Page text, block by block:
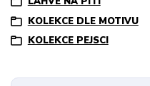
KOLEKCE DLE MOTIVU
KOLEKCE PEJSCI